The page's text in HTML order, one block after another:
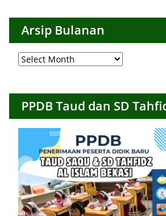
Arsip Bulanan
Arsip
Bulanan
PPDB Taud dan SD